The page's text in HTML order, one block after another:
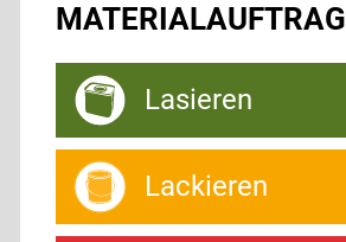
MATERIALAUFTRAG
Lasieren
Lackieren